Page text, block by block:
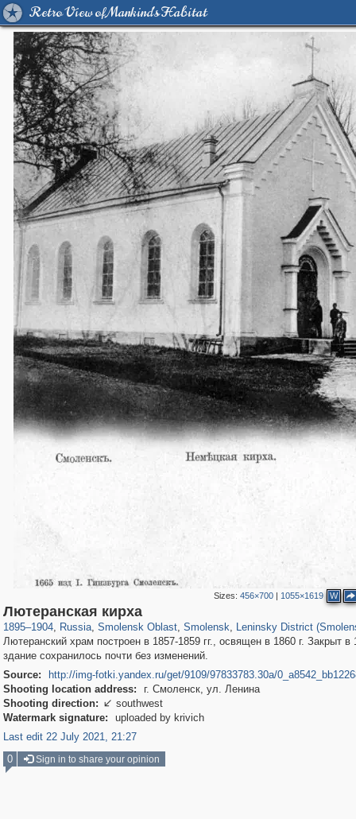
Retro View of Mankind's Habitat
Sizes:456×700 | 1055×1619 W
Лютеранская кирха
1895–1904, Russia
1,406,871
, Smolensk Oblast
8,975 275
, Smolensk, Leninsky District
Лютеранский храм построен в 1857-1859 гг., освящен в 1860 г. Закрыт в
здание сохранилось почти без изменений.
Source:
http://img-fotki.yandex.ru/get/9109/97833783.30a/
Shooting location address:
г. Смоленск, ул. Ленина
Shooting direction:  southwest
Watermark signature:
uploaded by krivich
Last edit 22 July 2021, 21:27
0
Sign in to share your opinion